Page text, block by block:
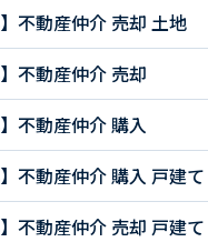
】不動産仲介 売却 土地
】不動産仲介 売却
】不動産仲介 購入
】不動産仲介 購入 戸建て
】不動産仲介 売却 戸建て